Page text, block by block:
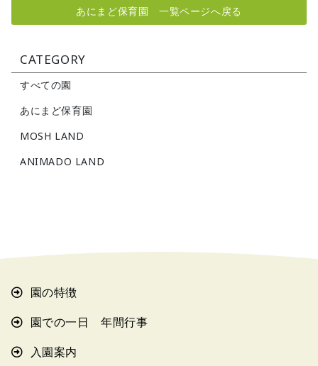
あにまど保育園 一覧ページへ戻る
CATEGORY
すべての園
あにまど保育園
MOSH LAND
ANIMADO LAND
園の特徴
園での一日 年間行事
入園案内